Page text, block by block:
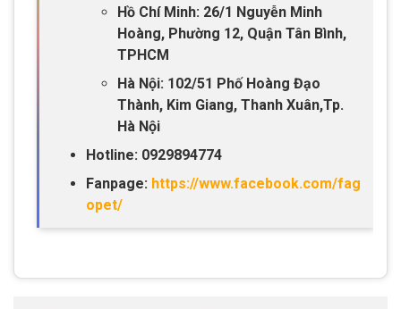
Hồ Chí Minh: 26/1 Nguyễn Minh
Hoàng, Phường 12, Quận Tân Bình,
TPHCM
Hà Nội: 102/51 Phố Hoàng Đạo
Thành, Kim Giang, Thanh Xuân,Tp.
Hà Nội
Hotline: 0929894774
Fanpage: https://www.facebook.com/fag
opet/